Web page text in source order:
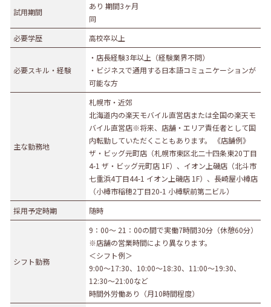
不動産業
医療業
事務職 販売職 営業職
技術職
その他
正社員（正職員） 契約
函館市・近郊
旭川市・近郊
試用期間
あり 期間3ヶ月
同
必要学歴
高校卒以上
必要スキル・経験
・店長経験3年以上（経験業界不問）
・ビジネスで通用する日本語コミュニケーションが
可能な方
主な勤務地
札幌市・近郊
北海道内の楽天モバイル直営店または全国の楽天モ
バイル直営店※将来、店舗・エリア責任者として国
内転勤していただくこともあります。 《店舗例》
ザ・ビッグ元町店（札幌市東区北二十四条東20丁目
4-1 ザ・ビッグ元町店 1F）、イオン上磯店（北斗市
七重浜4丁目44-1 イオン上磯店 1F）、長崎屋小樽店
（小樽市稲穂2丁目20-1 小樽駅前第二ビル）
採用予定時期
随時
シフト勤務
9：00～ 21：00の間で実働7時間30分（休憩60分）
※店舗の営業時間により異なります。
＜シフト例＞
9:00～17:30、10:00～18:30、11:00～19:30、
12:30～21:00など
時間外労働あり（月10時間程度）